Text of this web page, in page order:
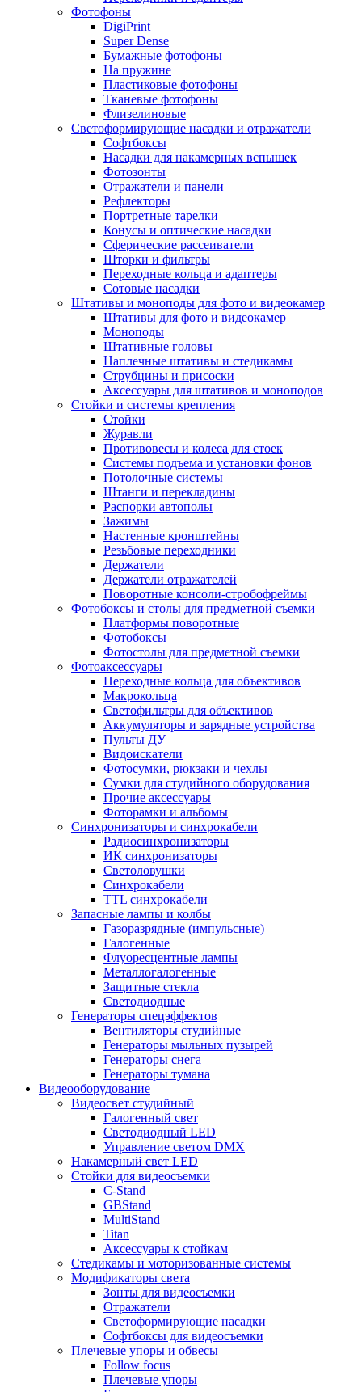
Фотофоны
DigiPrint
Super Dense
Бумажные фотофоны
На пружине
Пластиковые фотофоны
Тканевые фотофоны
Флизелиновые
Светоформирующие насадки и отражатели
Софтбоксы
Насадки для накамерных вспышек
Фотозонты
Отражатели и панели
Рефлекторы
Портретные тарелки
Конусы и оптические насадки
Сферические рассеиватели
Шторки и фильтры
Переходные кольца и адаптеры
Сотовые насадки
Штативы и моноподы для фото и видеокамер
Штативы для фото и видеокамер
Моноподы
Штативные головы
Наплечные штативы и стедикамы
Струбцины и присоски
Аксессуары для штативов и моноподов
Стойки и системы крепления
Стойки
Журавли
Противовесы и колеса для стоек
Системы подъема и установки фонов
Потолочные системы
Штанги и перекладины
Распорки автополы
Зажимы
Настенные кронштейны
Резьбовые переходники
Держатели
Держатели отражателей
Поворотные консоли-стробофреймы
Фотобоксы и столы для предметной съемки
Платформы поворотные
Фотобоксы
Фотостолы для предметной съемки
Фотоаксессуары
Переходные кольца для объективов
Макрокольца
Светофильтры для объективов
Аккумуляторы и зарядные устройства
Пульты ДУ
Видоискатели
Фотосумки, рюкзаки и чехлы
Сумки для студийного оборудования
Прочие аксессуары
Фоторамки и альбомы
Синхронизаторы и синхрокабели
Радиосинхронизаторы
ИК синхронизаторы
Светоловушки
Синхрокабели
TTL синхрокабели
Запасные лампы и колбы
Газоразрядные (импульсные)
Галогенные
Флуоресцентные лампы
Металлогалогенные
Защитные стекла
Светодиодные
Генераторы спецэффектов
Вентиляторы студийные
Генераторы мыльных пузырей
Генераторы снега
Генераторы тумана
Видеооборудование
Видеосвет студийный
Галогенный свет
Светодиодный LED
Управление светом DMX
Накамерный свет LED
Стойки для видеосъемки
C-Stand
GBStand
MultiStand
Titan
Аксессуары к стойкам
Стедикамы и моторизованные системы
Модификаторы света
Зонты для видеосъемки
Отражатели
Светоформирующие насадки
Софтбоксы для видеосъемки
Плечевые упоры и обвесы
Follow focus
Плечевые упоры